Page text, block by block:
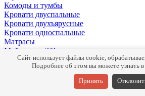
Комоды и тумбы
Кровати двуспальные
Кровати двухъярусные
Кровати односпальные
Матрасы
Мебель для ТВ
Панели
Письменные столы
Сайт использует файлы cookie,
Подробнее об этом вы можете узнать в
Принять